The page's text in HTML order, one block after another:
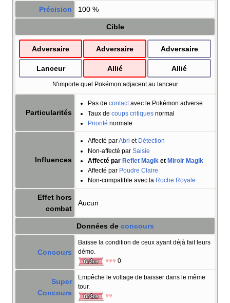
Précision 100 %
Cible
Adversaire Adversaire Adversaire
Lanceur Allié Allié
N'importe quel Pokémon adjacent au lanceur
Particularités
Pas de contactavec le Pokémon adverse
Taux de coups critiquesnormal
Priorité normale
Influences
Affecté parAbri et Détection
Non-affecté par Saisie
Affecté par Reflet Magiket Miroir Magik
Affecté par Poudre Claire
Non-compatible avec la Roche Royale
Effet hors
combat
Aucun
Données de concours
Concours
Baisse la condition de ceux ayant déjà fait leurs
démo.
♥♥♥ 0
Super
Concours
Empêche le voltage de baisser dans le même
tour.
♥♥